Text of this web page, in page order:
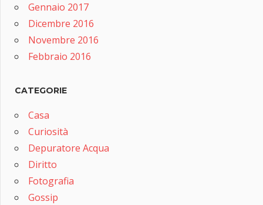
Gennaio 2017
Dicembre 2016
Novembre 2016
Febbraio 2016
CATEGORIE
Casa
Curiosità
Depuratore Acqua
Diritto
Fotografia
Gossip